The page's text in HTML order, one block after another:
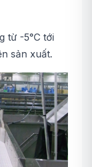
từ -5°C tới
sản xuất.